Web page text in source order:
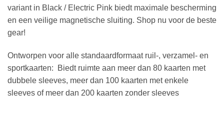
variant in Black / Electric Pink biedt maximale bescherming
en een veilige magnetische sluiting. Shop nu voor de beste
gear!
Ontworpen voor alle standaardformaat ruil-, verzamel- en
sportkaarten: Biedt ruimte aan meer dan 80 kaarten met
dubbele sleeves, meer dan 100 kaarten met enkele
sleeves of meer dan 200 kaarten zonder sleeves